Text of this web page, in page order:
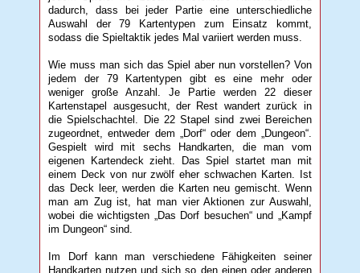
dadurch, dass bei jeder Partie eine unterschiedliche
Auswahl der 79 Kartentypen zum Einsatz kommt,
sodass die Spieltaktik jedes Mal variiert werden muss.
Wie muss man sich das Spiel aber nun vorstellen? Von
jedem der 79 Kartentypen gibt es eine mehr oder
weniger große Anzahl. Je Partie werden 22 dieser
Kartenstapel ausgesucht, der Rest wandert zurück in
die Spielschachtel. Die 22 Stapel sind zwei Bereichen
zugeordnet, entweder dem „Dorf“ oder dem „Dungeon“.
Gespielt wird mit sechs Handkarten, die man vom
eigenen Kartendeck zieht. Das Spiel startet man mit
einem Deck von nur zwölf eher schwachen Karten. Ist
das Deck leer, werden die Karten neu gemischt. Wenn
man am Zug ist, hat man vier Aktionen zur Auswahl,
wobei die wichtigsten „Das Dorf besuchen“ und „Kampf
im Dungeon“ sind.
Im Dorf kann man verschiedene Fähigkeiten seiner
Handkarten nutzen und sich so den einen oder anderen